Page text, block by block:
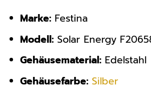
Marke:Festina
Modell:Solar Energy
Gehäusematerial:Edelstahl
Gehäusefarbe: Silber